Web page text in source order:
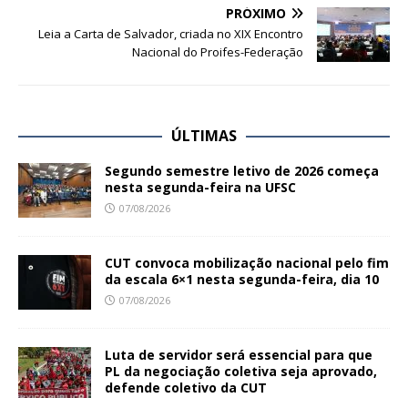
PRÓXIMO
Leia a Carta de Salvador, criada no XIX Encontro
Nacional do Proifes-Federação
ÚLTIMAS
Segundo semestre letivo de 2026 começa
nesta segunda-feira na UFSC
07/08/2026
CUT convoca mobilização nacional pelo fim
da escala 6×1 nesta segunda-feira, dia 10
07/08/2026
Luta de servidor será essencial para que
PL da negociação coletiva seja aprovado,
defende coletivo da CUT